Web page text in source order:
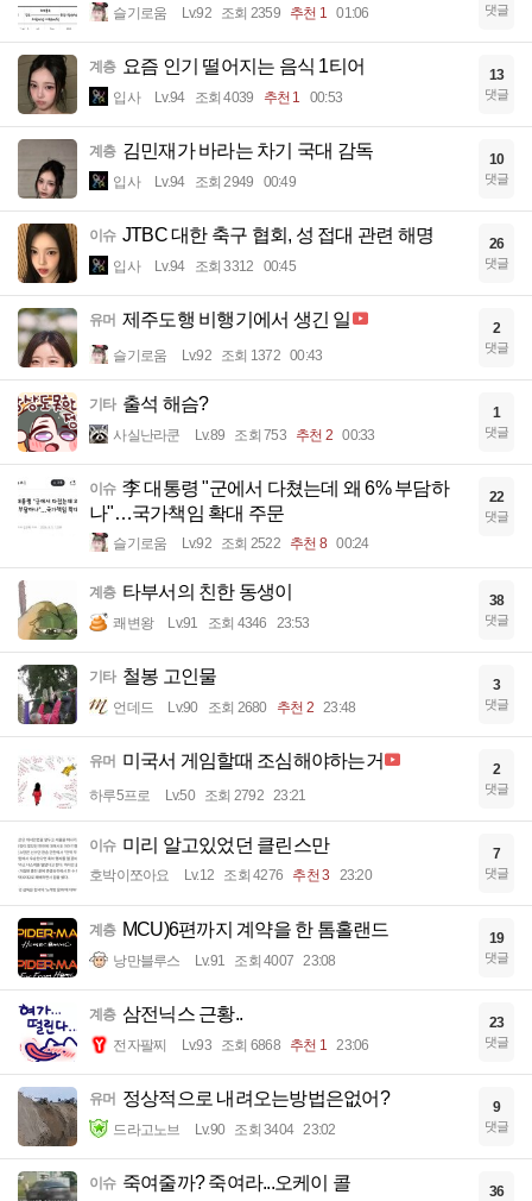
슬기로움 Lv.92 조회 2359 추천 1 01:06 댓글
계층 요즘 인기 떨어지는 음식 1티어
입사 Lv.94 조회 4039 추천 1 00:53
13
댓글
계층 김민재가 바라는 차기 국대 감독
입사 Lv.94 조회 2949 00:49
10
댓글
이슈 JTBC 대한 축구 협회, 성 접대 관련 해명
입사 Lv.94 조회 3312 00:45
26
댓글
유머 제주도행 비행기에서 생긴 일
슬기로움 Lv.92 조회 1372 00:43
2
댓글
기타 출석 해슴?
사실난라쿤 Lv.89 조회 753 추천 2 00:33
1
댓글
이슈 李 대통령 "군에서 다쳤는데 왜 6% 부담하
나"…국가책임 확대 주문
슬기로움 Lv.92 조회 2522 추천 8 00:24
22
댓글
계층 타부서의 친한 동생이
쾌변왕 Lv.91 조회 4346 23:53
38
댓글
기타 철봉 고인물
언데드 Lv.90 조회 2680 추천 2 23:48
3
댓글
유머 미국서 게임할때 조심해야하는거
하루5프로 Lv.50 조회 2792 23:21
2
댓글
이슈 미리 알고있었던 클린스만
호박이쪼아요 Lv.12 조회 4276 추천 3 23:20
7
댓글
계층 MCU)6편까지 계약을 한 톰홀랜드
낭만블루스 Lv.91 조회 4007 23:08
19
댓글
계층 삼전닉스 근황..
전자팔찌 Lv.93 조회 6868 추천 1 23:06
23
댓글
유머 정상적으로 내려오는방법은없어?
드라고노브 Lv.90 조회 3404 23:02
9
댓글
이슈 죽여줄까? 죽여라...오케이 콜 36